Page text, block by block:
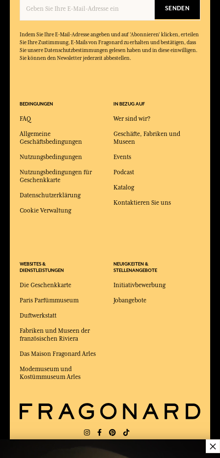
SENDEN
Indem Sie Ihre E-Mail-Adresse angeben und auf 'Abonnieren' klicken, erteilen
Sie Ihre Zustimmung, E-Mails von Fragonard zu erhalten und bestätigen, dass
Sie unsere Datenschutzbestimmungen gelesen haben und in diese einwilligen.
Sie können den Newsletter jederzeit abbestellen.
BEDINGUNGEN
FAQ
Allgemeine
Geschäftsbedingungen
Nutzungsbedingungen
Nutzungsbedingungen für
Geschenkkarte
Datenschutzerklärung
Cookie Verwaltung
WEBSITES &
DIENSTLEISTUNGEN
Die Geschenkkarte
Paris Parfümmuseum
Duftwerkstatt
Fabriken und Museen der
französischen Riviera
Das Maison Fragonard Arles
Modemuseum und
Kostümmuseum Arles
IN BEZUG AUF
Wer sind wir?
Geschäfte, Fabriken und
Museen
Events
Podcast
Katalog
Kontaktieren Sie uns
NEUIGKEITEN &
STELLENANGEBOTE
Initiativbewerbung
Jobangebote
×